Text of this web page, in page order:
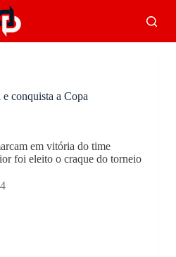
conquista a Copa
em vitória do time
foi eleito o craque do torneio